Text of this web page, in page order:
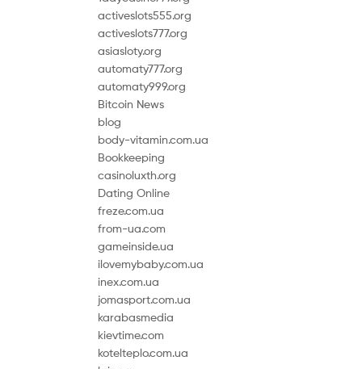
activeslots555.org
activeslots777.org
asiasloty.org
automaty777.org
automaty999.org
Bitcoin News
blog
body-vitamin.com.ua
Bookkeeping
casinoluxth.org
Dating Online
freze.com.ua
from-ua.com
gameinside.ua
ilovemybaby.com.ua
inex.com.ua
jomasport.com.ua
karabasmedia
kievtime.com
kotelteplo.com.ua